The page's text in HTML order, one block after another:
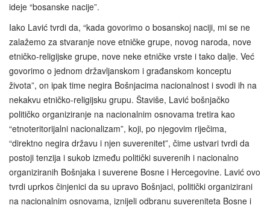
ideje “bosanske nacije”.
Iako Lavić tvrdi da, “kada govorimo o bosanskoj naciji, mi se ne
zalažemo za stvaranje nove etničke grupe, novog naroda, nove
etničko-religijske grupe, nove neke etničke vrste i tako dalje. Već
govorimo o jednom državljanskom i građanskom konceptu
života”, on ipak time negira Bošnjacima nacionalnost i svodi ih na
nekakvu etničko-religijsku grupu. Štaviše, Lavić bošnjačko
političko organiziranje na nacionalnim osnovama tretira kao
“etnoteritorijalni nacionalizam”, koji, po njegovim riječima,
“direktno negira državu i njen suverenitet”, čime ustvari tvrdi da
postoji tenzija i sukob između politički suverenih i nacionalno
organiziranih Bošnjaka i suverene Bosne i Hercegovine. Lavić ovo
tvrdi uprkos činjenici da su upravo Bošnjaci, politički organizirani
na nacionalnim osnovama, iznijeli odbranu suvereniteta Bosne i